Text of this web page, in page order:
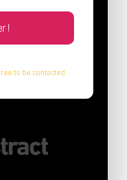
!
to be contacted